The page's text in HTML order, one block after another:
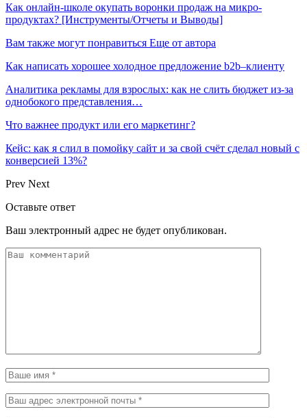
Как онлайн-школе окупать воронки продаж на микро-
продуктах? [Инструменты/Отчеты и Выводы]
Вам также могут понравиться Еще от автора
Как написать хорошее холодное предложение b2b–клиенту
Аналитика рекламы для взрослых: как не слить бюджет из-за
однобокого представления…
Что важнее продукт или его маркетинг?
Кейс: как я слил в помойку сайт и за свой счёт сделал новый с
конверсией 13%?
Prev Next
Оставьте ответ
Ваш электронный адрес не будет опубликован.